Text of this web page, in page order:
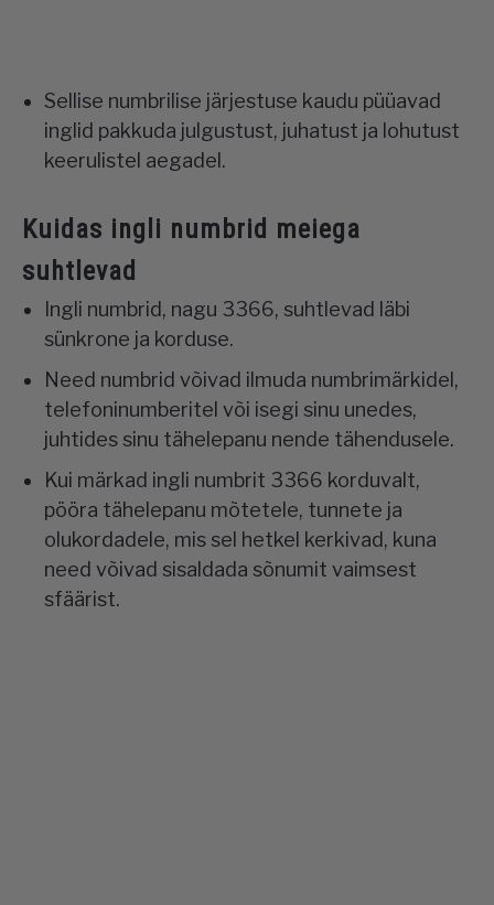
Sellise numbrilise järjestuse kaudu püüavad
inglid pakkuda julgustust, juhatust ja lohutust
keerulistel aegadel.
Kuidas ingli numbrid meiega
suhtlevad
Ingli numbrid, nagu 3366, suhtlevad läbi
sünkrone ja korduse.
Need numbrid võivad ilmuda numbrimärkidel,
telefoninumberitel või isegi sinu unedes,
juhtides sinu tähelepanu nende tähendusele.
Kui märkad ingli numbrit 3366 korduvalt,
pööra tähelepanu mõtetele, tunnete ja
olukordadele, mis sel hetkel kerkivad, kuna
need võivad sisaldada sõnumit vaimsest
sfäärist.